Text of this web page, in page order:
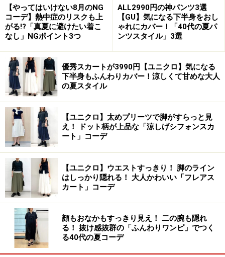
■ヴァレンティノサンローゼ赤坂
住所：東京都千代田区紀尾井町4-1 ホテルニューオータ
電話：03-3261-9156
■ヴァレンティノ帝国ホテルプラザ店
住所：東京都千代田区内幸町1-1-1 帝国ホテルプラザ2F
電話：03-3501-7070
■ヴァレンティノ名古屋
住所：愛知県名古屋市中区錦3-6-29 サウスハウス1F
電話：052-955-8550
■ヴァレンティノ大阪ヒルトンプラザ
住所：大阪府大阪市北区梅田1-8-16 大阪ヒルトンプラザ
イーストB1F
電話：06-6346-5566
【やってはいけない8月のNG
コーデ】熱中症のリスクも上
がる!?「真夏に避けたい着こ
なし」NGポイント3つ
ALL2990円の神パンツ3選
【GU】気になる下半身をおし
ゃれにカバー！「40代の夏パ
ンツスタイル」3選
優秀スカートが3990円【ユニクロ】気になる
下半身もふんわりカバー！涼しくて甘めな大人
の夏スタイル
【ユニクロ】太めプリーツで脚がすらっと見
え！ ドット柄が上品な「涼しげシフォンスカ
ート」コーデ
【ユニクロ】ウエストすっきり！ 脚のライン
はしっかり隠れる！ 大人かわいい「フレアス
カート」コーデ
顔もおなかもすっきり見え！ 二の腕も隠れ
る！ 抜け感抜群の「ふんわりワンピ」でつく
る40代の夏コーデ